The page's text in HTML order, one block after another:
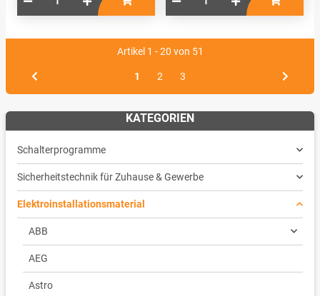
Artikel 1 - 20 von 51
1 2 3
KATEGORIEN
Schalterprogramme
Sicherheitstechnik für Zuhause & Gewerbe
Elektroinstallationsmaterial
ABB
AEG
Astro